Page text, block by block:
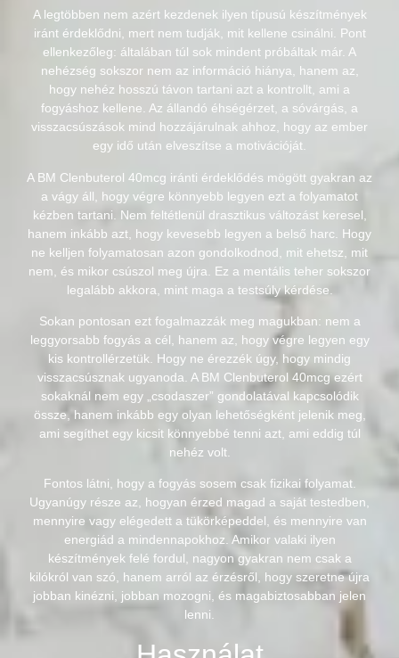
A legtöbben nem azért kezdenek ilyen típusú készítmények
iránt érdeklődni, mert nem tudják, mit kellene csinálni. Pont
ellenkezőleg: általában túl sok mindent próbáltak már. A
nehézség sokszor nem az információ hiánya, hanem az,
hogy nehéz hosszú távon tartani azt a kontrollt, ami a
fogyáshoz kellene. Az állandó éhségérzet, a sóvárgás, a
visszacsúszások mind hozzájárulnak ahhoz, hogy az ember
egy idő után elveszítse a motivációját.
A BM Clenbuterol 40mcg iránti érdeklődés mögött gyakran az
a vágy áll, hogy végre könnyebb legyen ezt a folyamatot
kézben tartani. Nem feltétlenül drasztikus változást keresel,
hanem inkább azt, hogy kevesebb legyen a belső harc. Hogy
ne kelljen folyamatosan azon gondolkodnod, mit ehetsz, mit
nem, és mikor csúszol meg újra. Ez a mentális teher sokszor
legalább akkora, mint maga a testsúly kérdése.
Sokan pontosan ezt fogalmazzák meg magukban: nem a
leggyorsabb fogyás a cél, hanem az, hogy végre legyen egy
kis kontrollérzetük. Hogy ne érezzék úgy, hogy mindig
visszacsúsznak ugyanoda. A BM Clenbuterol 40mcg ezért
sokaknál nem egy „csodaszer” gondolatával kapcsolódik
össze, hanem inkább egy olyan lehetőségként jelenik meg,
ami segíthet egy kicsit könnyebbé tenni azt, ami eddig túl
nehéz volt.
Fontos látni, hogy a fogyás sosem csak fizikai folyamat.
Ugyanúgy része az, hogyan érzed magad a saját testedben,
mennyire vagy elégedett a tükörképeddel, és mennyire van
energiád a mindennapokhoz. Amikor valaki ilyen
készítmények felé fordul, nagyon gyakran nem csak a
kilókról van szó, hanem arról az érzésről, hogy szeretne újra
jobban kinézni, jobban mozogni, és magabiztosabban jelen
lenni.